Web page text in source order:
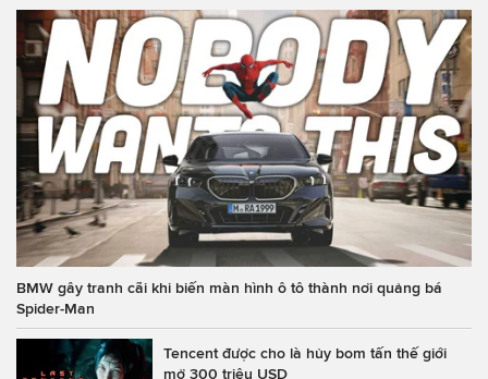
BMW gây tranh cãi khi biến màn hình ô tô thành nơi quảng bá
Spider-Man
Tencent được cho là hủy bom tấn thế giới
mở 300 triệu USD